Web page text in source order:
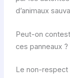
d’animaux
Peut-on
ces panneaux ?
Le non-respect